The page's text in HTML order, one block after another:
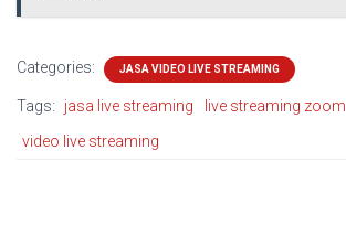
Categories: JASA VIDEO LIVE STREAMING
Tags: jasa live streaming
live streaming zoom
video live streaming